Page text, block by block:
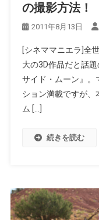
の撮影方法！
2011年8月13日
[シネママニエラ]全
大の3D作品だと話
サイド・ムーン』。
ション満載ですが、
ム […]
続きを読む